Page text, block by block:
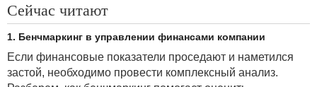
где ad, bd— коэффициенты аппроксимации,
которые вычисляются с помощью специальных
математических методов — метод наименьших
Сейчас читают
1. Бенчмаркинг в управлении финансами компании
Если финансовые показатели проседают и наметился
застой, необходимо провести комплексный анализ.